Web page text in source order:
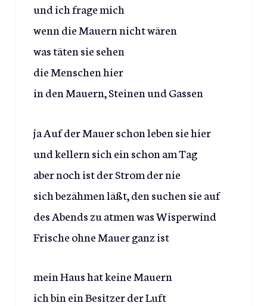
und ich frage mich
wenn die Mauern nicht wären
was täten sie sehen
die Menschen hier
in den Mauern, Steinen und Gassen
ja Auf der Mauer schon leben sie hier
und kellern sich ein schon am Tag
aber noch ist der Strom der nie
sich bezähmen läßt, den suchen sie auf
des Abends zu atmen was Wisperwind
Frische ohne Mauer ganz ist
mein Haus hat keine Mauern
ich bin ein Besitzer der Luft